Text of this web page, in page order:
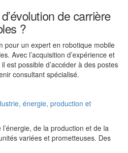
de carrière
?
pour un expert en robotique mobile
Avec l’acquisition d’expérience et
est possible d’accéder à des postes
consultant spécialisé.
énergie, production et
de la production et de la
variées et prometteuses. Des